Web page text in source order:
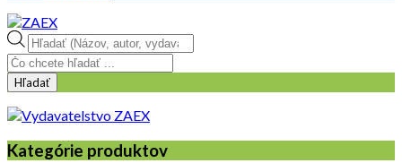
Products
search
Hľadať
Kategórie produktov